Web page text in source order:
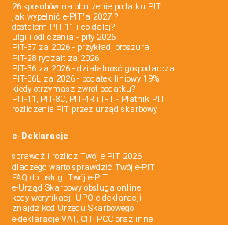
26 sposobów na obniżenie podatku PIT
jak wypełnić e-PIT'a 2027 ?
dostałem PIT-11 i co dalej?
ulgi i odliczenia - pity 2026
PIT-37 za 2026 - przykład, broszura
PIT-28 ryczałt za 2026
PIT-36 za 2026 - działalność gospodarcza
PIT-36L za 2026 - podatek liniowy 19%
kiedy otrzymasz zwrot podatku?
PIT-11, PIT-8C, PIT-4R i IFT - Płatnik PIT
rozliczenie PIT przez urząd skarbowy
e-Deklaracje
sprawdź i rozlicz Twój e PIT 2026
dlaczego warto sprawdzić Twój e-PIT
FAQ do usługi Twój e-PIT
e-Urząd Skarbowy obsługa online
kody weryfikacji UPO e-deklaracji
znajdź kod Urzędu Skarbowego
e-deklaracje VAT, CIT, PCC oraz inne